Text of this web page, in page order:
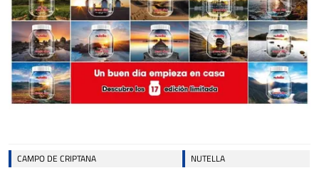
CAMPO DE CRIPTANA NUTELLA